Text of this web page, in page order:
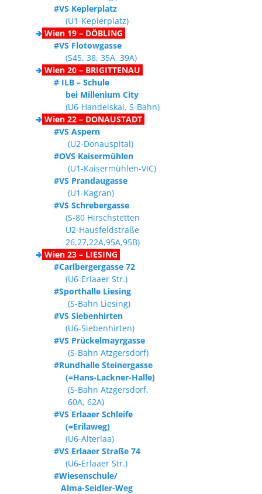
#VS Keplerplatz
(U1-Keplerplatz)
🢂 Wien 19 – DÖBLING
#VS Flotowgasse
(S45, 38, 35A, 39A)
🢂 Wien 20 – BRIGITTENAU
# ILB – Schule
bei Millenium City
(U6-Handelskai, S-Bahn)
🢂 Wien 22 – DONAUSTADT
#VS Aspern
(U2-Donauspital)
#OVS Kaisermühlen
(U1-Kaisermühlen-VIC)
#VS Prandaugasse
(U1-Kagran)
#VS Schrebergasse
(S-80 Hirschstetten
U2-Hausfeldstraße
26,27,22A,95A,95B)
🢂 Wien 23 – LIESING
#Carlbergergasse 72
(U6-Erlaaer Str.)
#Sporthalle Liesing
(S-Bahn Liesing)
#VS Siebenhirten
(U6-Siebenhirten)
#VS Prückelmayrgasse
(S-Bahn Atzgersdorf)
#Rundhalle Steinergasse
(=Hans-Lackner-Halle)
(S-Bahn Atzgersdorf,
60A, 62A)
#VS Erlaaer Schleife
(=Erilaweg)
(U6-Alterlaa)
#VS Erlaaer Straße 74
(U6-Erlaaer Str.)
#Wiesenschule/
Alma-Seidler-Weg